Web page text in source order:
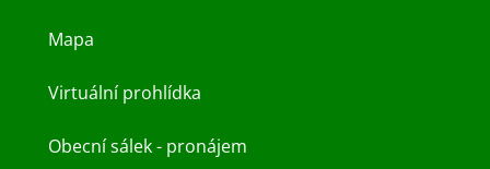
Mapa
Virtuální prohlídka
Obecní sálek - pronájem